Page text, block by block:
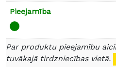
Pieejamība
Par produktu pieejamību
tuvākajā tirdzniecības vietā.